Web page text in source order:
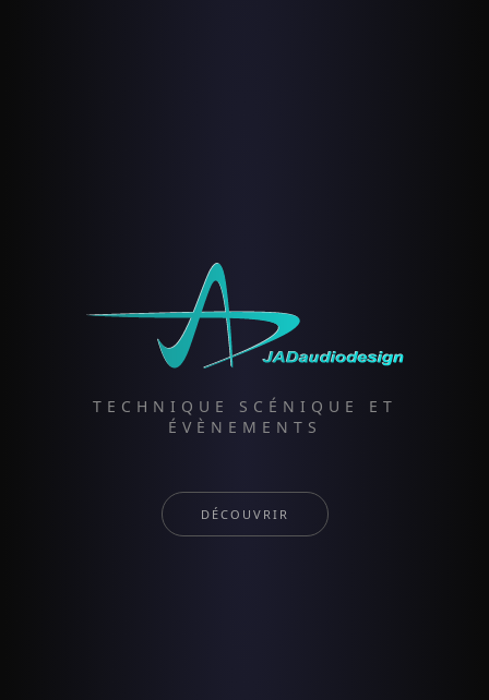
TECHNIQUE SCÉNIQUE ET
ÉVÈNEMENTS
DÉCOUVRIR